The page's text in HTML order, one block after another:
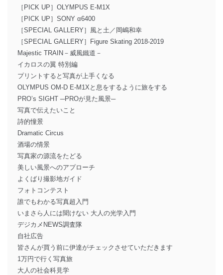
［PICK UP］OLYMPUS E-M1X
［PICK UP］SONY α6400
［SPECIAL GALLERY］風と土／岡嶋和幸
［SPECIAL GALLERY］Figure Skating 2018-2019
Majestic TRAIN－威風鐵道－
イカロスの翼 特別編
プリントすると写真が上手くなる
OLYMPUS OM-D E-M1Xと息をするように旅をする
PRO’s SIGHT ─PROが見た風景─
写真で伝えたいこと
詩的憧景
Dramatic Circus
酒場の情景
写真家の源流をたどる
美しい風景へのアプローチ
よくばり撮影地ガイド
フォトコンテスト
誰でもわかる写真超入門
いまさら人には聞けない 大人の光学入門
デジカメNEWS調査隊
自社広告
皆さんが買う前に伊達がチェックさせていただきます
1万円で行く写真旅
大人の社会科見学